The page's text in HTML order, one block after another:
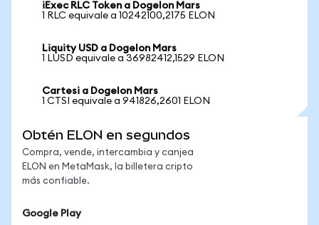
iExec RLC Token a Dogelon Mars
1 RLC equivale a 10242100,2175 ELON
Liquity USD a Dogelon Mars
1 LUSD equivale a 36982412,1529 ELON
Cartesi a Dogelon Mars
1 CTSI equivale a 941826,2601 ELON
Obtén ELON en segundos
Compra, vende, intercambia y canjea
ELON en MetaMask, la billetera cripto
más confiable.
Google Play